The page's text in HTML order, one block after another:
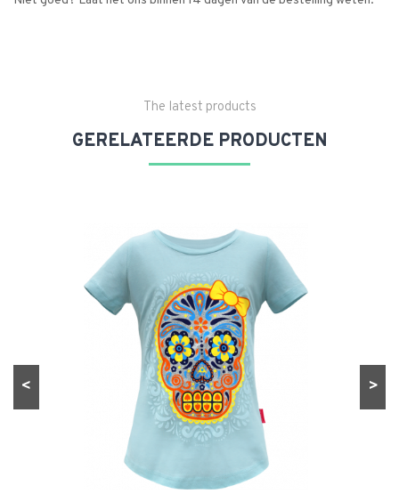
The latest products
GERELATEERDE PRODUCTEN
>
<